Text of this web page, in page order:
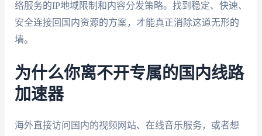
络服务的IP地域限制和内容分发策略。找到稳定、快速、
安全连接回国内资源的方案，才能真正消除这道无形的
墙。
为什么你离不开专属的国内线路
加速器
海外直接访问国内的视频网站、在线音乐服务，或者想